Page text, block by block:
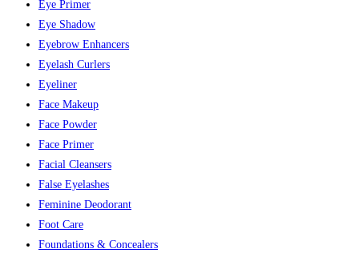
Eye Primer
Eye Shadow
Eyebrow Enhancers
Eyelash Curlers
Eyeliner
Face Makeup
Face Powder
Face Primer
Facial Cleansers
False Eyelashes
Feminine Deodorant
Foot Care
Foundations & Concealers